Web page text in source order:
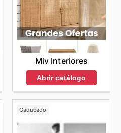
Miv Interiores
Abrir catálogo
Caducado